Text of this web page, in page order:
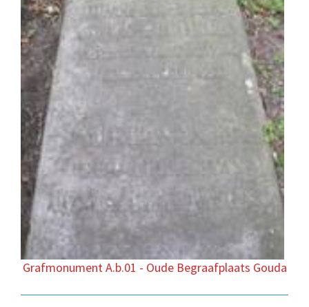
Grafmonument A.b.01 - Oude Begraafplaats Gouda